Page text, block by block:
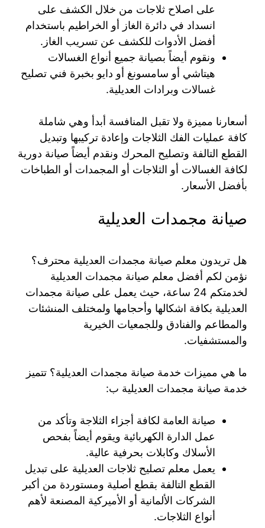
على اصلاح ثلاجات من خلال الكشف على
انسداد في دائرة الغاز أو الخراطيم باستخدام
أفضل الأدوات للكشف عن تسريب الغاز.
ونقوم أيضاً بصيانة جميع أنواع الغسالات
هيتاشي أو سامسونغ أو دايو بخبرة فني تصليح
غسالات وبرادات العديلية.
أسعارنا مميزة ولا تقبل المنافسة أبدأ وهي شاملة
كافة عمليات الفك الثلاجات وإعادة تركيبها وتبديل
القطع التالفة وتصليح المحرك ونقدم أيضاً صيانة دورية
لكافة الغسالات أو الثلاجات أو المجمدات أو الطباخات
بأفضل الأسعار.
صيانة مجمدات العديلية
هل تريدون معلم صيانة مجمدات العديلية محترف؟
نؤمن لكم أفضل معلم صيانة مجمدات العديلية
لخدمتكم 24 ساعة، حيث يعمل على صيانة مجمدات
العديلية بكافة اشكالها وأحجامها ولمختلف المنشئات
والمطاعم والفنادق وللجمعيات الخيرية
والمستشفيات.
ما هي مميزات خدمة صيانة مجمدات العديلية؟ تتميز
خدمة صيانة مجمدات العديلية ب:
صيانة العامة لكافة أجزاء الثلاجة وتأكد من
عمل الدارة الكهربائية ويقوم أيضاً بفحص
الأسلاك وكابلات بحرفية عالية.
يعمل معلم تصليح ثلاجات العديلية على تبديل
القطع التالفة بقطع أصلية ومستوردة من أكبر
الشركات الألمانية أو الأميركية المصنعة لأهم
أنواع الثلاجات.